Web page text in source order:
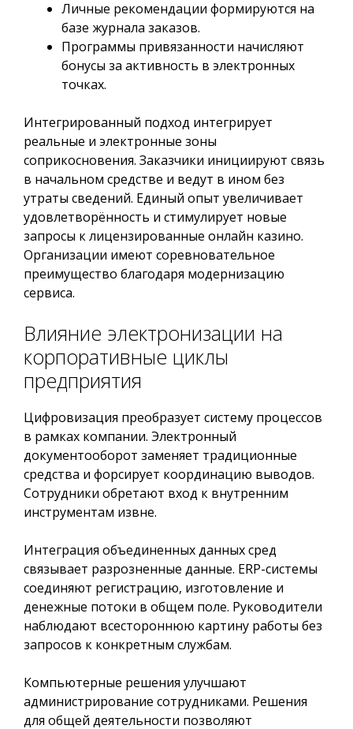
Личные рекомендации формируются на
базе журнала заказов.
Программы привязанности начисляют
бонусы за активность в электронных
точках.
Интегрированный подход интегрирует
реальные и электронные зоны
соприкосновения. Заказчики инициируют связь
в начальном средстве и ведут в ином без
утраты сведений. Единый опыт увеличивает
удовлетворённость и стимулирует новые
запросы к лицензированные онлайн казино.
Организации имеют соревновательное
преимущество благодаря модернизацию
сервиса.
Влияние электронизации на
корпоративные циклы
предприятия
Цифровизация преобразует систему процессов
в рамках компании. Электронный
документооборот заменяет традиционные
средства и форсирует координацию выводов.
Сотрудники обретают вход к внутренним
инструментам извне.
Интеграция объединенных данных сред
связывает разрозненные данные. ERP-системы
соединяют регистрацию, изготовление и
денежные потоки в общем поле. Руководители
наблюдают всестороннюю картину работы без
запросов к конкретным службам.
Компьютерные решения улучшают
администрирование сотрудниками. Решения
для общей деятельности позволяют